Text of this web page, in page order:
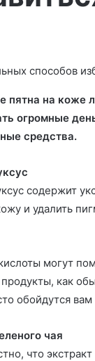
пятна на коже
огромные
средства.
содержит
и удалить
могут
как
обойдутся
чая
что